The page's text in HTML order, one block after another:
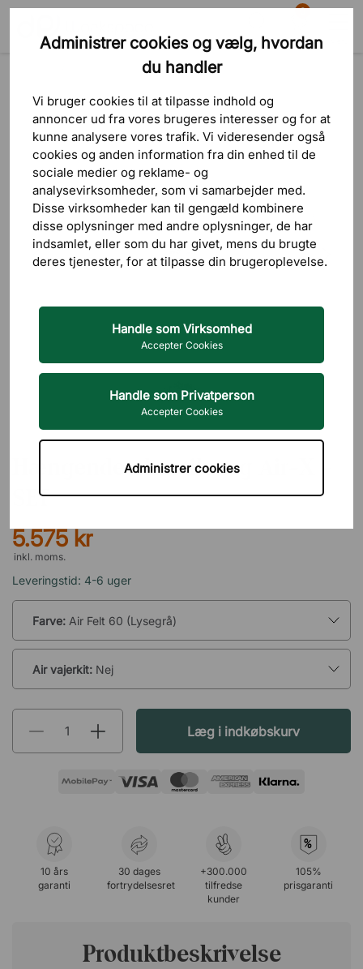
Administrer cookies og vælg, hvordan
du handler
Vi bruger cookies til at tilpasse indhold og
annoncer ud fra vores brugeres interesser og for at
kunne analysere vores trafik. Vi videresender også
cookies og anden information fra din enhed til de
sociale medier og reklame- og
analysevirksomheder, som vi samarbejder med.
Disse virksomheder kan til gengæld kombinere
disse oplysninger med andre oplysninger, de har
indsamlet, eller som du har givet, mens du brugte
deres tjenester, for at tilpasse din brugeroplevelse.
Handle som Virksomhed
Accepter Cookies
Handle som Privatperson
Accepter Cookies
Administrer cookies
Søg
0
Indkøbskurv
Akustikløsninger Skærmvægge
ABSTRACTA
Hængende akustikvæg Air-X -
SET
5.575 kr
inkl. moms.
Leveringstid: 4-6 uger
Farve: Air Felt 60 (Lysegrå)
Air vajerkit: Nej
Læg i indkøbskurv
10 års
garanti
30 dages
fortrydelsesret
+300.000
tilfredse
kunder
%
105%
prisgaranti
Produktbeskrivelse